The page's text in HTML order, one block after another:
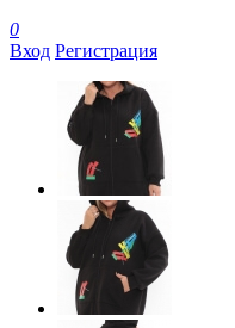
0
Вход Регистрация